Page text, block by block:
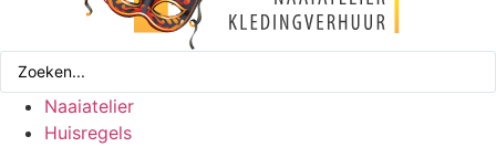
Search
Naaiatelier
Huisregels